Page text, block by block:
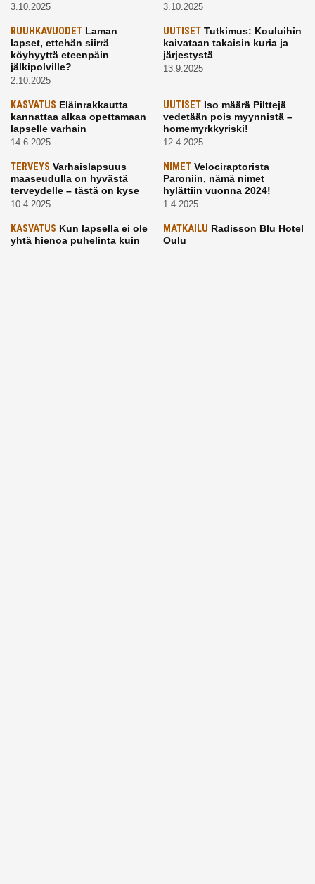
3.10.2025 3.10.2025
RUUHKAVUODET Laman
lapset, ettehän siirrä
köyhyyttä eteenpäin
jälkipolville?
2.10.2025
UUTISETTutkimus: Kouluihin
kaivataan takaisin kuria ja
järjestystä
13.9.2025
KASVATUS Eläinrakkautta
kannattaa alkaa opettamaan
lapselle varhain
14.6.2025
UUTISETIso määrä Pilttejä
vedetään pois myynnistä –
homemyrkkyriski!
12.4.2025
TERVEYS Varhaislapsuus
maaseudulla on hyvästä
terveydelle – tästä on kyse
10.4.2025
NIMETVelociraptorista
Paroniin, nämä nimet
hylättiin vuonna 2024!
1.4.2025
KASVATUS Kun lapsella ei ole
yhtä hienoa puhelinta kuin
MATKAILU Radisson Blu Hotel
Oulu